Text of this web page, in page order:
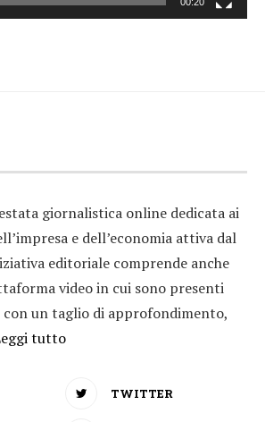
giornalistica online dedicata ai
e dell’economia attiva dal
editoriale comprende anche
video in cui sono presenti
un taglio di approfondimento,
tutto
TWITTER